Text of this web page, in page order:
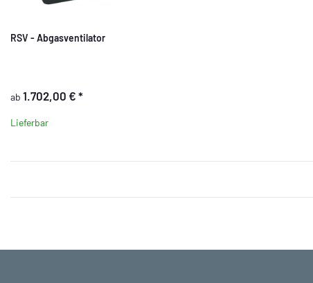
RSV - Abgasventilator
ab 1.702,00 € *
Lieferbar